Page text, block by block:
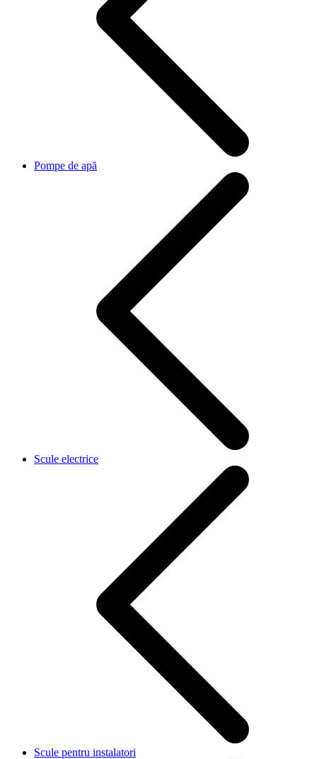
Pompe de apă
Scule electrice
Scule pentru instalatori